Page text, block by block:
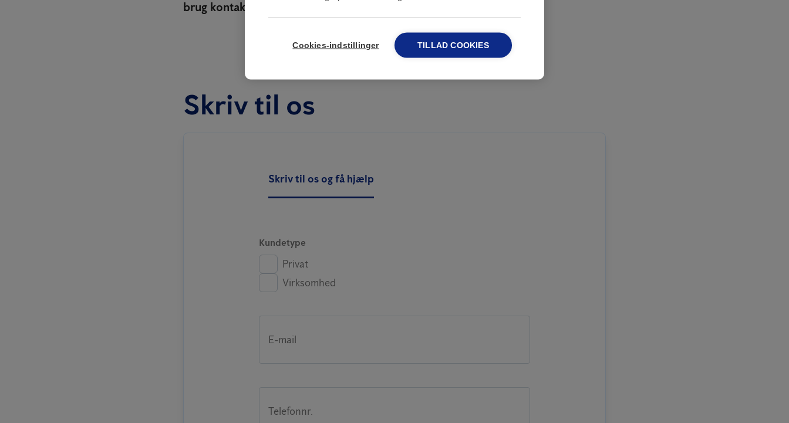
brug kontaktformularen
Skriv til os
Skriv til os og få hjælp
Kundetype
Privat
Virksomhed
E-mail
Telefonnr.
Cookies-indstillinger TILLAD COOKIES